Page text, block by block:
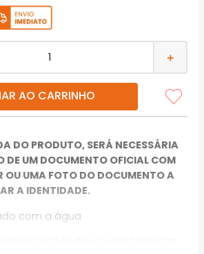
＋
AO CARRINHO
DO PRODUTO, SERÁ NECESSÁRIA
DE UM DOCUMENTO OFICIAL COM
OU UMA FOTO DO DOCUMENTO A
A IDENTIDADE.
com a água